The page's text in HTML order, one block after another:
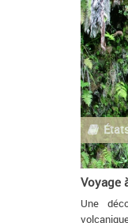
Voyage
Une